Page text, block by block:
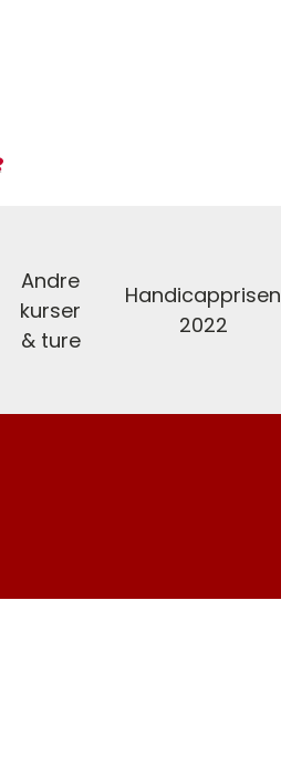
Andre
kurser
& ture
Handicapprisen
2022